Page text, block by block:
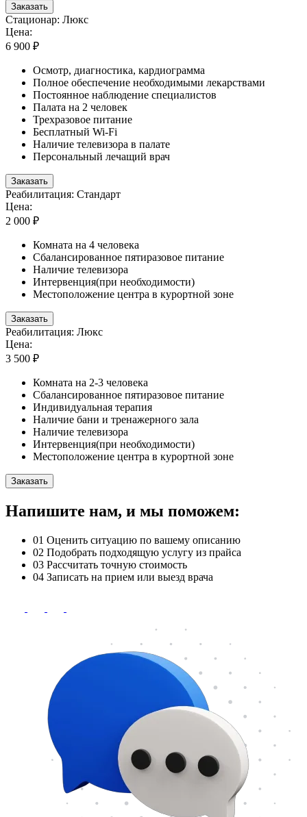
Заказать
Стационар: Люкс
Цена:
6 900 ₽
Осмотр, диагностика, кардиограмма
Полное обеспечение необходимыми лекарствами
Постоянное наблюдение специалистов
Палата на 2 человек
Трехразовое питание
Бесплатный Wi-Fi
Наличие телевизора в палате
Персональный лечащий врач
Заказать
Реабилитация: Стандарт
Цена:
2 000 ₽
Комната на 4 человека
Сбалансированное пятиразовое питание
Наличие телевизора
Интервенция(при необходимости)
Местоположение центра в курортной зоне
Заказать
Реабилитация: Люкс
Цена:
3 500 ₽
Комната на 2-3 человека
Сбалансированное пятиразовое питание
Индивидуальная терапия
Наличие бани и тренажерного зала
Наличие телевизора
Интервенция(при необходимости)
Местоположение центра в курортной зоне
Заказать
Напишите нам, и мы поможем:
01 Оценить ситуацию по вашему описанию
02 Подобрать подходящую услугу из прайса
03 Рассчитать точную стоимость
04 Записать на прием или выезд врача